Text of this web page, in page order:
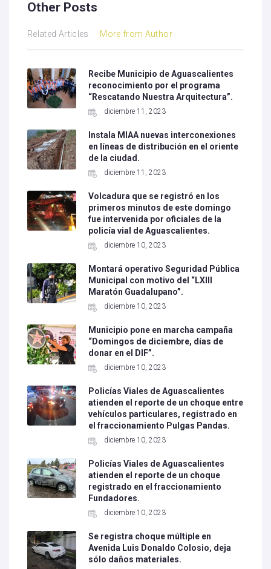
Other Posts
Related Articles More from Author
Recibe Municipio de Aguascalientes
reconocimiento por el programa
“Rescatando Nuestra Arquitectura”.
diciembre 11, 2023
Instala MIAA nuevas interconexiones
en líneas de distribución en el oriente
de la ciudad.
diciembre 11, 2023
Volcadura que se registró en los
primeros minutos de este domingo
fue intervenida por oficiales de la
policía vial de Aguascalientes.
diciembre 10, 2023
Montará operativo Seguridad Pública
Municipal con motivo del “LXIII
Maratón Guadalupano”.
diciembre 10, 2023
Municipio pone en marcha campaña
“Domingos de diciembre, días de
donar en el DIF”.
diciembre 10, 2023
Policías Viales de Aguascalientes
atienden el reporte de un choque entre
vehículos particulares, registrado en
el fraccionamiento Pulgas Pandas.
diciembre 10, 2023
Policías Viales de Aguascalientes
atienden el reporte de un choque
registrado en el fraccionamiento
Fundadores.
diciembre 10, 2023
Se registra choque múltiple en
Avenida Luis Donaldo Colosio, deja
sólo daños materiales.